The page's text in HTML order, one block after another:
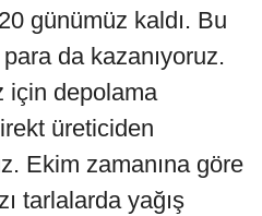
günümüz kaldı. Bu
da kazanıyoruz.
için depolama
üreticiden
Ekim zamanına göre
tarlalarda yağış